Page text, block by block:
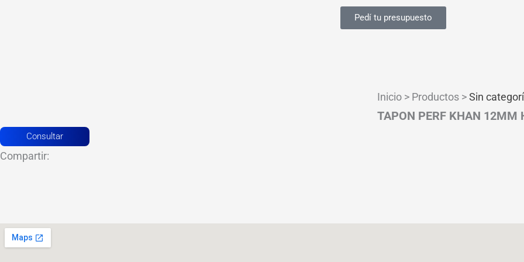
Pedí tu presupuesto
Inicio > Productos >Sin
TAPON PERF KHAN 12MM
Consultar
Compartir: